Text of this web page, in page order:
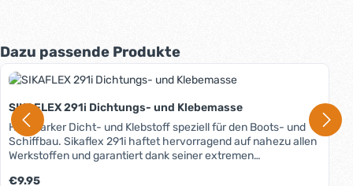
Produktgalerie überspringen
Dazu passende Produkte
SIKAFLEX 291i Dichtungs- und Klebemasse
Haftstarker Dicht- und Klebstoff speziell für den Boots- und
Schiffbau. Sikaflex 291i haftet hervorragend auf nahezu allen
Werkstoffen und garantiert dank seiner extremen
Regulärer Preis:
€9.95